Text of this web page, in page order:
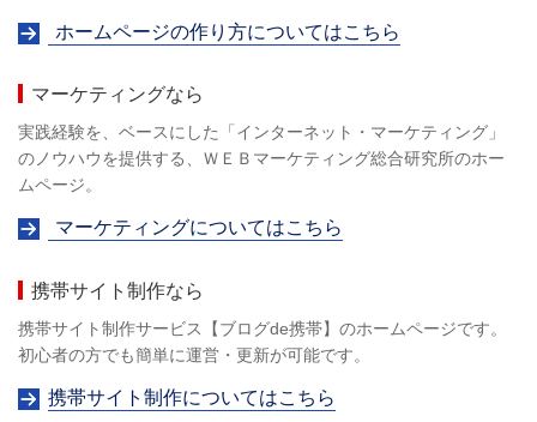
ホームページの作り方についてはこちら
マーケティングなら
実践経験を、ベースにした「インターネット・マーケティング」
のノウハウを提供する、ＷＥＢマーケティング総合研究所のホー
ムページ。
マーケティングについてはこちら
携帯サイト制作なら
携帯サイト制作サービス【ブログde携帯】のホームページです。
初心者の方でも簡単に運営・更新が可能です。
携帯サイト制作についてはこちら